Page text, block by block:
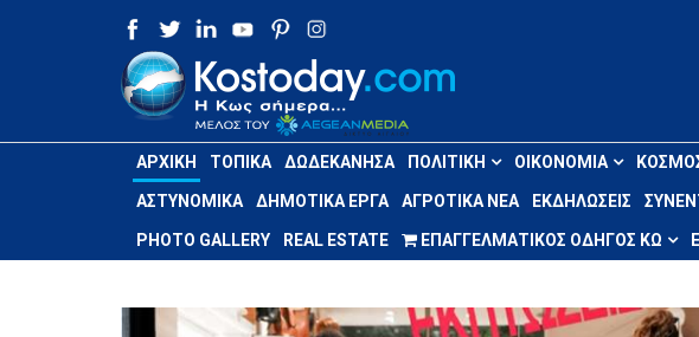
ΑΡΧΙΚΉ ΤΟΠΙΚΆ ΔΩΔΕΚΆΝΗΣΑ ΠΟΛΙΤΙΚΉ ΟΙΚΟΝΟΜΊΑ
ΑΣΤΥΝΟΜΙΚΆ ΔΗΜΟΤΙΚΆ ΈΡΓΑ ΑΓΡΟΤΙΚΆ ΝΈΑ ΕΚΔΗΛΏΣΕΙΣ
PHOTO GALLERY REAL ESTATE ΕΠΑΓΓΕΛΜΑΤΙΚΌΣ ΟΔΗΓΌΣ ΚΩ